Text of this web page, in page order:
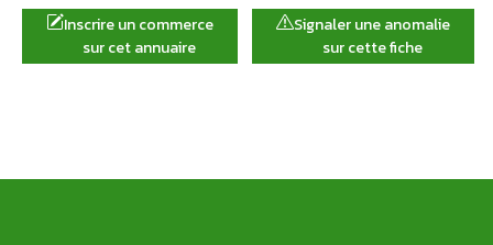
Inscrire un commerce
sur cet annuaire
Signaler une anomalie
sur cette fiche